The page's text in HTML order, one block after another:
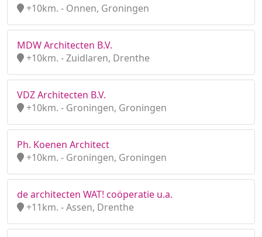
+10km. - Onnen, Groningen
MDW Architecten B.V.
+10km. - Zuidlaren, Drenthe
VDZ Architecten B.V.
+10km. - Groningen, Groningen
Ph. Koenen Architect
+10km. - Groningen, Groningen
de architecten WAT! coöperatie u.a.
+11km. - Assen, Drenthe